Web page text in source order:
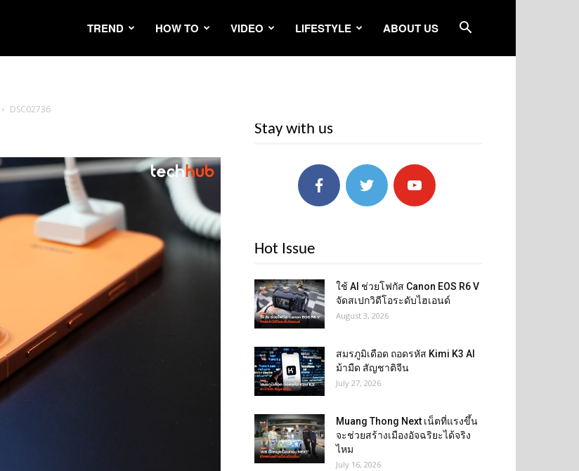
TREND HOW TO VIDEO LIFESTYLE ABOUT US
DSC02736
Stay with us
Hot Issue
ใช้ AI ช่วยโฟกัส Canon EOS R6 V
จัดสเปกวิดีโอระดับไฮเอนด์
August 3, 2026
สมรภูมิเดือด ถอดรหัส Kimi K3 AI
ม้ามืด สัญชาติจีน
July 27, 2026
Muang Thong Next เน็ตที่แรงขึ้น
จะช่วยสร้างเมืองอัจฉริยะได้จริง
ไหม
July 16, 2026